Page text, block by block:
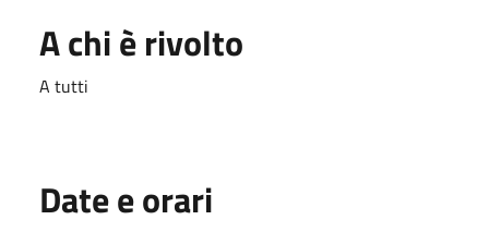
A chi è rivolto
A tutti
Date e orari